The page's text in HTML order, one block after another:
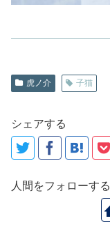
虎ノ介 子猫
シェアする
人間をフォローする